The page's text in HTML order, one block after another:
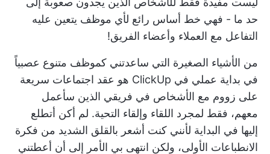
حد ما - فهي خط أساس رائع لأي موظف يتعين عليه
التفاعل مع العملاء وأعضاء الفريق!
من الأشياء الصغيرة التي ساعدتني كموظف متنوع عصبياً
في بداية عملي في ClickUp هو عقد اجتماعات سريعة
على زووم مع الأشخاص في فريقي الذين سأعمل
معهم، فقط لمجرد اللقاء وإلقاء التحية. لم أكن أتطلع
إليها في البداية لأنني كنت أشعر بالقلق الشديد من فكرة
الانطباعات الأولى، ولكن انتهى بي الأمر إلى أن أعطتني